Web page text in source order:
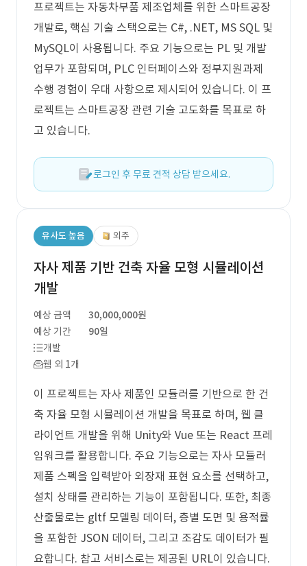
프로젝트는 자동차부품 제조업체를 위한 스마트공장
개발로, 핵심 기술 스택으로는 C#, .NET, MS SQL 및
MySQL이 사용됩니다. 주요 기능으로는 PL 및 개발
업무가 포함되며, PLC 인터페이스와 정부지원과제
수행 경험이 우대 사항으로 제시되어 있습니다. 이 프
로젝트는 스마트공장 관련 기술 고도화를 목표로 하
고 있습니다.
로그인 후 무료 견적 상담 받으세요.
유사도 높음 외주
자사 제품 기반 건축 자율 모형 시뮬레이션
개발
예상 금액
30,000,000원
예상 기간
90일
개발
웹 외 1개
이 프로젝트는 자사 제품인 모듈러를 기반으로 한 건
축 자율 모형 시뮬레이션 개발을 목표로 하며, 웹 클
라이언트 개발을 위해 Unity와 Vue 또는 React 프레
임워크를 활용합니다. 주요 기능으로는 자사 모듈러
제품 스펙을 입력받아 외장재 표현 요소를 선택하고,
설치 상태를 관리하는 기능이 포함됩니다. 또한, 최종
산출물로는 gltf 모델링 데이터, 층별 도면 및 용적률
을 포함한 JSON 데이터, 그리고 조감도 데이터가 필
요합니다. 참고 서비스로는 제공된 URL이 있습니다.